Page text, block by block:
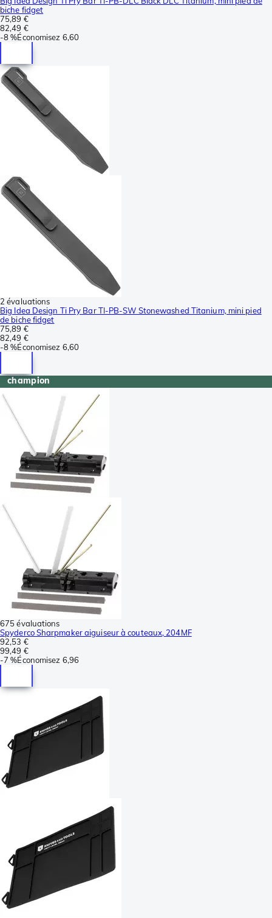
biche fidget
75,89 €
82,49 €
-8 %Économisez 6,60
2 évaluations
Big Idea Design Ti Pry Bar TI-PB-SW Stonewashed Titanium, mini pied
de biche fidget
75,89 €
82,49 €
-8 %Économisez 6,60
champion
675 évaluations
Spyderco Sharpmaker aiguiseur à couteaux, 204MF
92,53 €
99,49 €
-7 %Économisez 6,96